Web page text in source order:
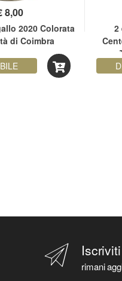
8,00
2020 Colorata
di Coimbra
2
rimani